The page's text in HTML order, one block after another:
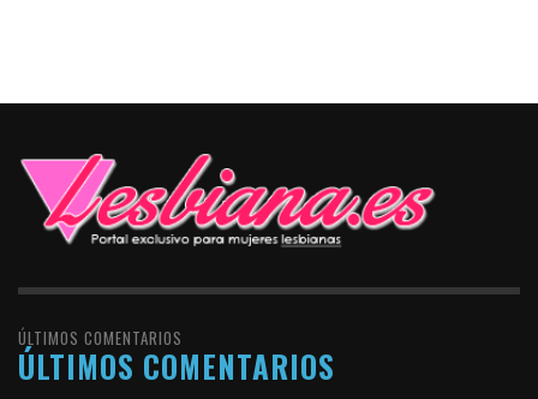
ÚLTIMOS COMENTARIOS
ÚLTIMOS COMENTARIOS